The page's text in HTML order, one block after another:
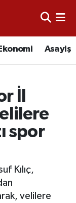
Ekonomi Asayiş
İl
spor
Kılıç,
velilere
ve Fikstür